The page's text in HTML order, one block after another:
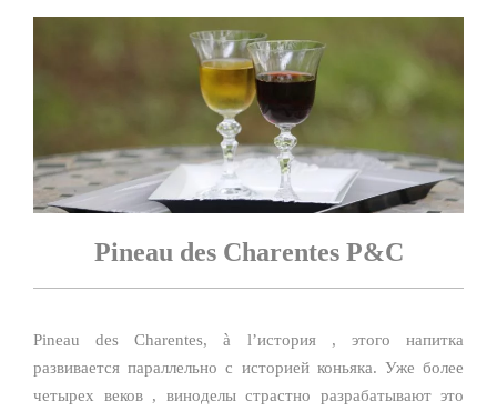
Pineau des Charentes P&C
Pineau des Charentes, à l’история , этого напитка
развивается параллельно с историей коньяка. Уже более
четырех веков , виноделы страстно разрабатывают это